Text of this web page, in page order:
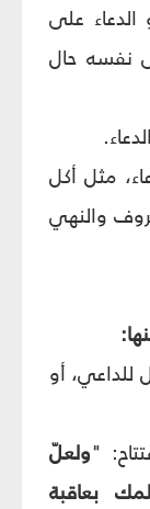
الدعاء على
نفسه حال
مثل أكل
والنهي
أو
"ولعلّ
بعاقبة